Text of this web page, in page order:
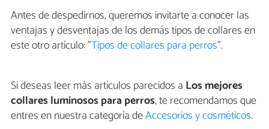
Antes de despedirnos, queremos invitarte a conocer las
ventajas y desventajas de los demás tipos de collares en
este otro artículo: "Tipos de collares para perros".
Si deseas leer más artículos parecidos a Los mejores
collares luminosos para perros, te recomendamos que
entres en nuestra categoría deAccesorios y cosméticos.